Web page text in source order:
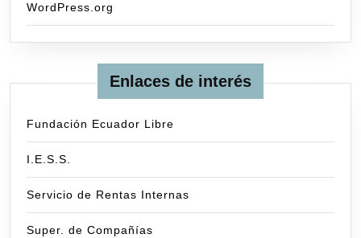
WordPress.org
Enlaces de interés
Fundación Ecuador Libre
I.E.S.S.
Servicio de Rentas Internas
Super. de Compañías